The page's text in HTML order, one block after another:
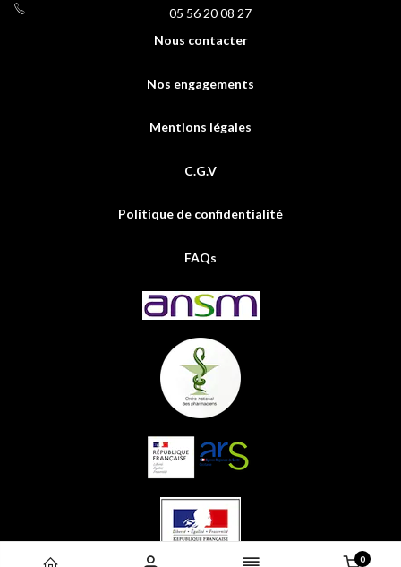
05 56 20 08 27
Nous contacter
Nos engagements
Mentions légales
C.G.V
Politique de confidentialité
FAQs
0